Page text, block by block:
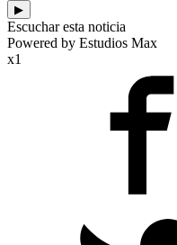
▶
Escuchar esta noticia
Powered by Estudios Max
x1